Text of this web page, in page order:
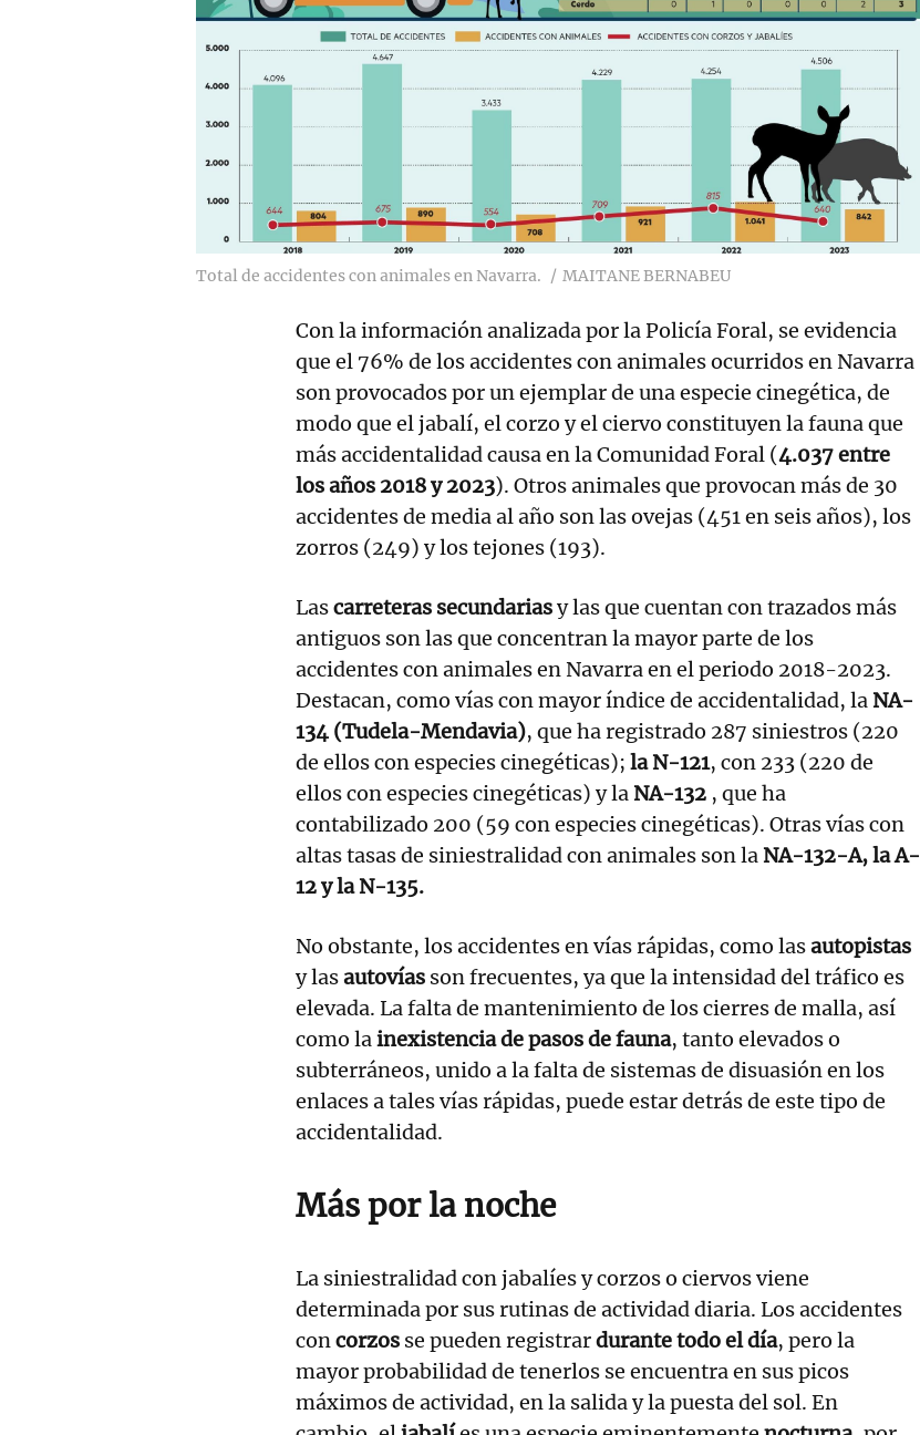
Total de accidentes con animales en Navarra. MAITANE BERNABEU
Con la información analizada por la Policía Foral, se evidencia
que el 76% de los accidentes con animales ocurridos en Navarra
son provocados por un ejemplar de una especie cinegética, de
modo que el jabalí, el corzo y el ciervo constituyen la fauna que
más accidentalidad causa en la Comunidad Foral (4.037 entre
los años 2018 y 2023). Otros animales que provocan más de 30
accidentes de media al año son las ovejas (451 en seis años), los
zorros (249) y los tejones (193).
Lascarreteras secundariasy las que cuentan con trazados más
antiguos son las que concentran la mayor parte de los
accidentes con animales en Navarra en el periodo 2018-2023.
Destacan, como vías con mayor índice de accidentalidad, la NA-
134 (Tudela-Mendavia), que ha registrado 287 siniestros (220
de ellos con especies cinegéticas); la N-121, con 233 (220 de
ellos con especies cinegéticas) y la NA-132 , que ha
contabilizado 200 (59 con especies cinegéticas). Otras vías con
altas tasas de siniestralidad con animales son la NA-132-A, la A-
12 y la N-135.
No obstante, los accidentes en vías rápidas, como lasautopistas
y lasautovías son frecuentes, ya que la intensidad del tráfico es
elevada. La falta de mantenimiento de los cierres de malla, así
como lainexistencia de pasos de fauna, tanto elevados o
subterráneos, unido a la falta de sistemas de disuasión en los
enlaces a tales vías rápidas, puede estar detrás de este tipo de
accidentalidad.
Más por la noche
La siniestralidad con jabalíes y corzos o ciervos viene
determinada por sus rutinas de actividad diaria. Los accidentes
concorzos se pueden registrardurante todo el día, pero la
mayor probabilidad de tenerlos se encuentra en sus picos
máximos de actividad, en la salida y la puesta del sol. En